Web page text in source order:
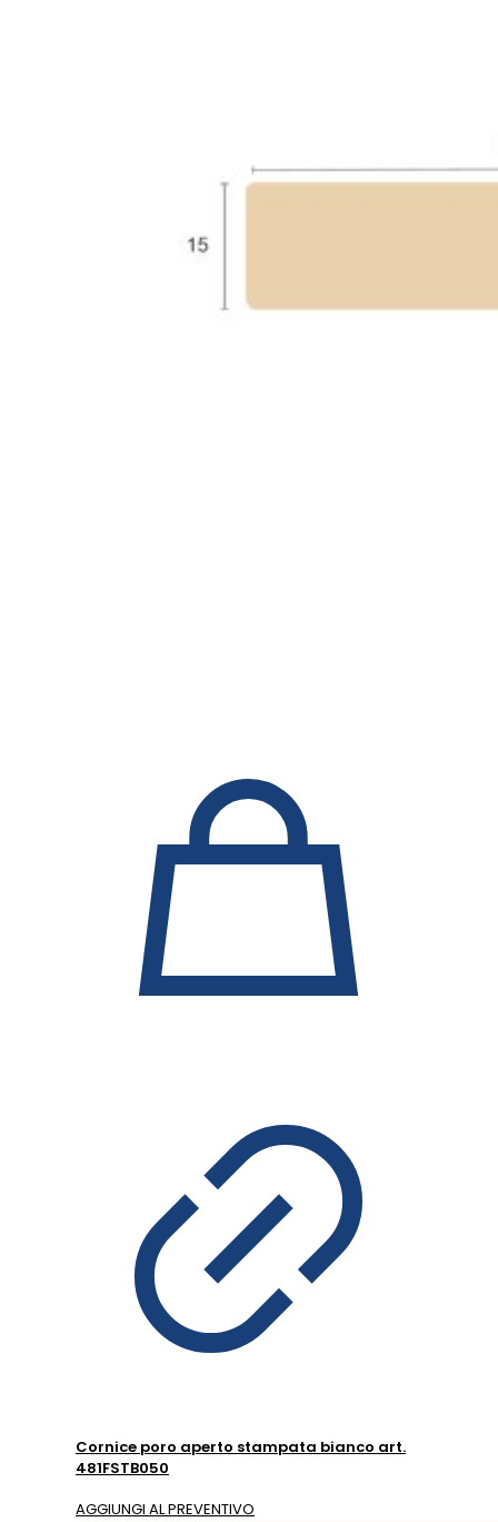
Cornice poro aperto stampata bianco art.
481FSTB050
AGGIUNGI AL PREVENTIVO